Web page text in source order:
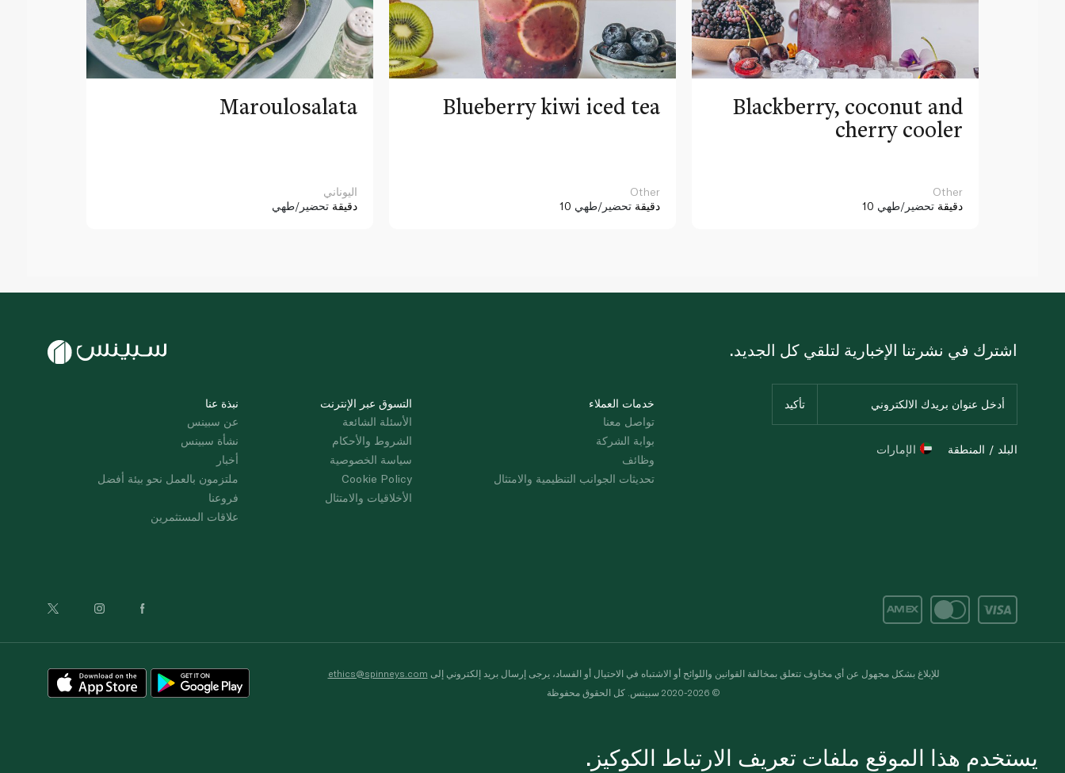
Maroulosalata
اليوناني
دقيقة تحضير/طهي
Blueberry kiwi iced tea
Other
10 دقيقة تحضير/طهي
Blackberry, coconut and
cherry cooler
Other
10 دقيقة تحضير/طهي
نبذة عنا
عن سبينس
نشأة سبينس
أخبار
ملتزمون بالعمل نحو بيئة أفضل
فروعنا
علاقات المستثمرين
التسوق عبر الإنترنت
الأسئلة الشائعة
الشروط والأحكام
سياسة الخصوصية
Cookie Policy
الأخلاقيات والامتثال
خدمات العملاء
تواصل معنا
بوابة الشركة
وظائف
تحديثات الجوانب التنظيمية والامتثال
اشترك في نشرتنا الإخبارية لتلقي كل الجديد.
البلد / المنطقة الإمارات
للإبلاغ بشكل مجهول عن أي مخاوف تتعلق بمخالفة القوانين واللوائح أو الاشتباه في الاحتيال أو الفساد، يرجى إرسال بريد إلكتروني إلى ethics@spinneys.com
© 2020-2026 سبينس. كل الحقوق محفوظة
يستخدم هذا الموقع ملفات تعريف الارتباط الكوكيز.